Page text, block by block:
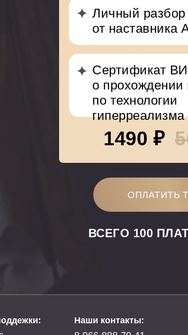
ОПЛАТИТЬ
ВСЕГО 100
1490 ₽
Сертификат
о прохождении
по технологии
гиперреализма
Личный
от наставника
Наши контакты: